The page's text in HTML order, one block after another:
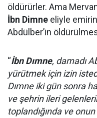
öldürürler. Ama
İbn Dimne eliyle emirin
Abdülber’in
“İbn Dımne, damadı
yürütmek için izin
Dımne iki gün sonra
ve şehrin ileri
toplandığında ve